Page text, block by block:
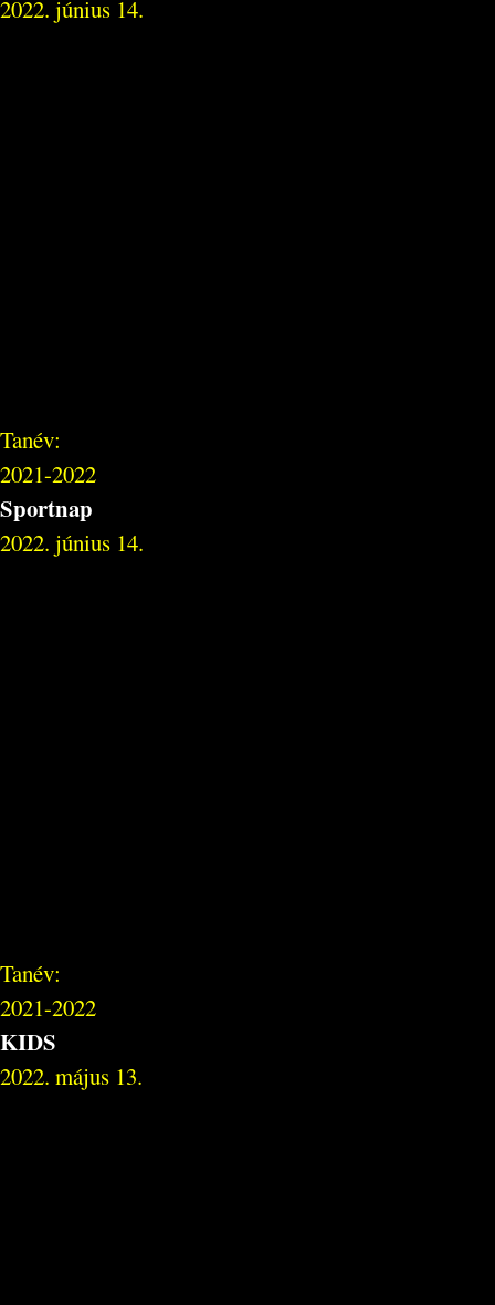
2022. június 14.
Tanév:
2021-2022
Sportnap
2022. június 14.
Tanév:
2021-2022
KIDS
2022. május 13.